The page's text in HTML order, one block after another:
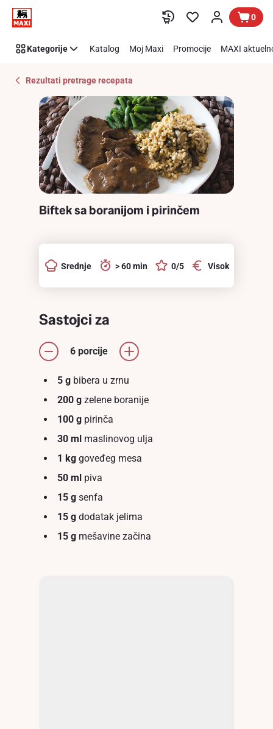
Preskoči link
Recipe
Details
0
Kategorije Katalog Moj Maxi Promocije MAXI
Rezultati pretrage recepata
Biftek sa boranijom i pirinčem
Srednje > 60 min 0/5 Visok
Sastojci za
6 porcije
5 g bibera u zrnu
200 g zelene boranije
100 g pirinča
30 ml maslinovog ulja
1 kg goveđeg mesa
50 ml piva
15 g senfa
15 g dodatak jelima
15 g mešavine začina